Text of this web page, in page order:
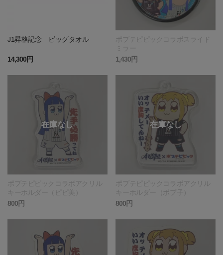
J1昇格記念 ビッグタオル
14,300円
ポプテピピックコラボスライド
ミラー
1,430円
ポプテピピックコラボアクリル
キーホルダー（ピピ美）
800円
ポプテピピックコラボアクリル
キーホルダー（ポプ子）
800円